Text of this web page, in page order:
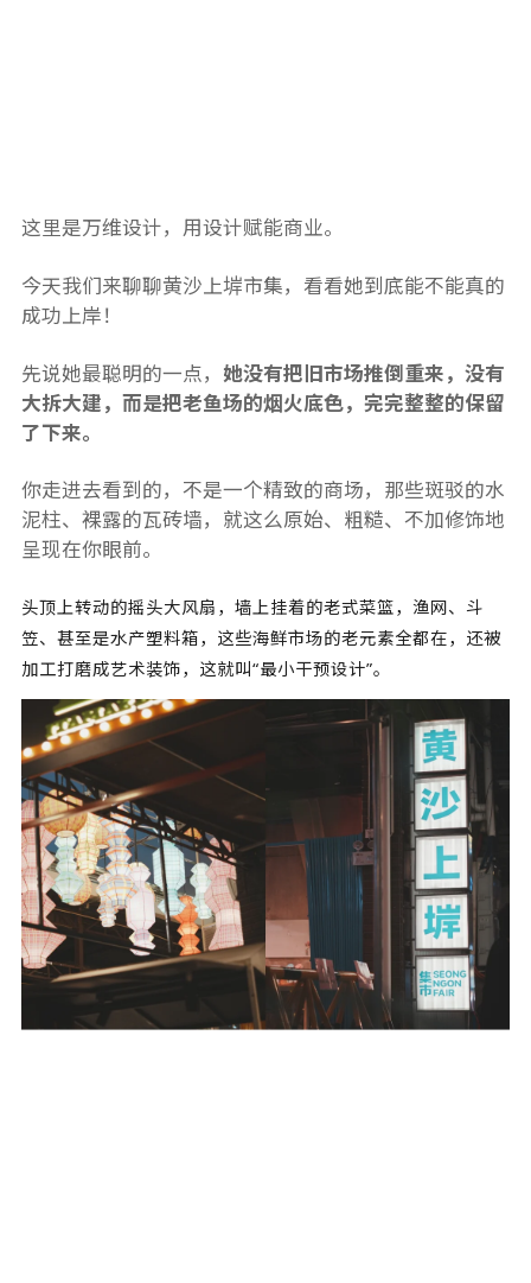
这里是万维设计，用设计赋能商业。
今天我们来聊聊黄沙上堓市集，看看她到底能不能真的
成功上岸！
先说她最聪明的一点， 她没有把旧市场推倒重来，没有
大拆大建，而是把老鱼场的烟火底色，完完整整的保留
了下来。
你走进去看到的，不是一个精致的商场，那些斑驳的水
泥柱、裸露的瓦砖墙，就这么原始、粗糙、不加修饰地
呈现在你眼前。
头顶上转动的摇头大风扇，墙上挂着的老式菜篮，渔网、斗
笠、甚至是水产塑料箱，这些海鲜市场的老元素全都在，还被
加工打磨成艺术装饰，这就叫“最小干预设计”。